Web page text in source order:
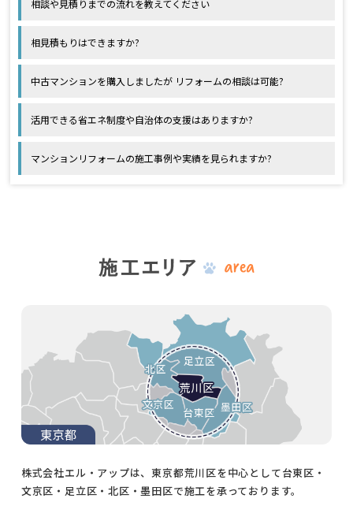
相談や見積りまでの流れを教えてください
相見積もりはできますか?
中古マンションを購入しましたが リフォームの相談は可能?
活用できる省エネ制度や自治体の支援はありますか?
マンションリフォームの施工事例や実績を見られますか?
株式会社エル・アップは、東京都荒川区を中心として台東区・
文京区・足立区・北区・墨田区で施工を承っております。